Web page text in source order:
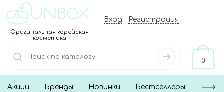
Оригинальная корейская
косметика
Вход Регистрация
0
Акции Бренды Новинки Бестселлеры